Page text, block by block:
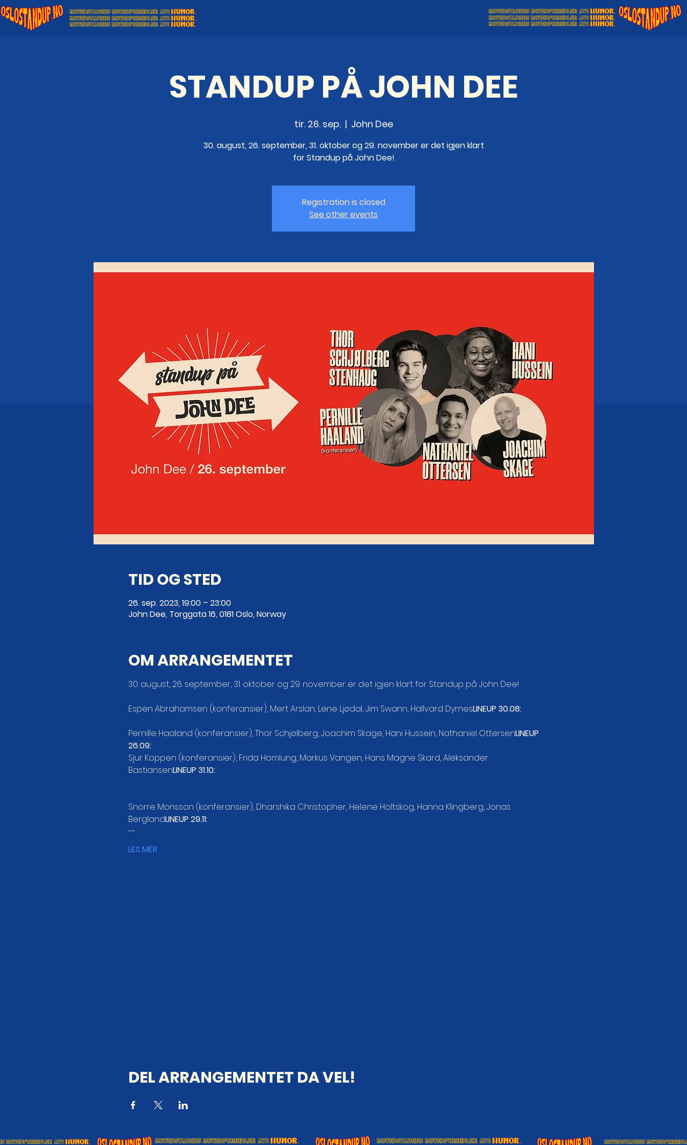
STANDUP PÅ JOHN DEE
tir. 26. sep.
  |
John Dee
30. august, 26. september, 31. oktober og 29. november er det igjen klart
for Standup på John Dee!
Registration is closed
See other events
TID OG STED
26. sep. 2023, 19:00 – 23:00
John Dee, Torggata 16, 0181 Oslo, Norway
OM ARRANGEMENTET
30. august, 26. september, 31. oktober og 29. november er det igjen klart for Standup på John Dee!
Espen Abrahamsen (konferansier), Mert Arslan, Lene Ljødal, Jim Swann, Hallvard DyrnesLINEUP 30.08:
Pernille Haaland (konferansier), Thor Schjølberg, Joachim Skage, Hani Hussein, Nathaniel OttersenLINEUP
26.09:
Sjur Koppen (konferansier), Frida Homlung, Markus Vangen, Hans Magne Skard, Aleksander
Bastiansen
LINEUP 31.10:
Snorre Monsson (konferansier), Dharshika Christopher, Helene Holtskog, Hanna Klingberg, Jonas
BerglandLINEUP 29.11:
--
LES MER
DEL ARRANGEMENTET DA VEL!